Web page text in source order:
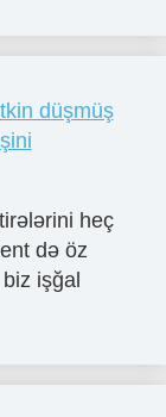
düşmüş
heç
də öz
biz işğal